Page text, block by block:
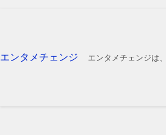
エンタメチェンジ エンタメチェンジは